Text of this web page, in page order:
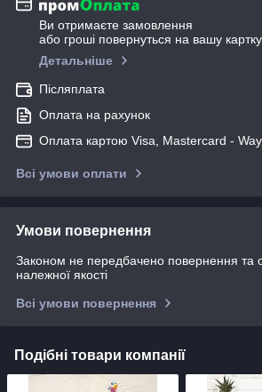
Ви отримаєте замовлення
або гроші повернуться на вашу картку
Детальніше
Післяплата
Оплата на рахунок
Оплата картою Visa, Mastercard -
Всі умови оплати
Умови повернення
Законом не передбачено повернення та
належної якості
Всі умови повернення
Подібні товари компанії